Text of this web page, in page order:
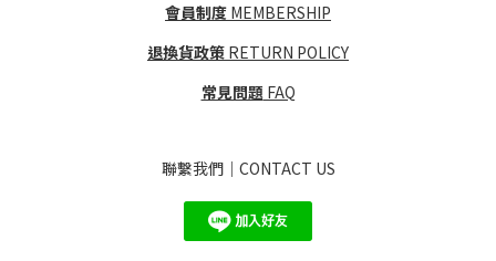
會員制度 MEMBERSHIP
退換貨政策 RETURN POLICY
常見問題FAQ
聯繫我們｜CONTACT US